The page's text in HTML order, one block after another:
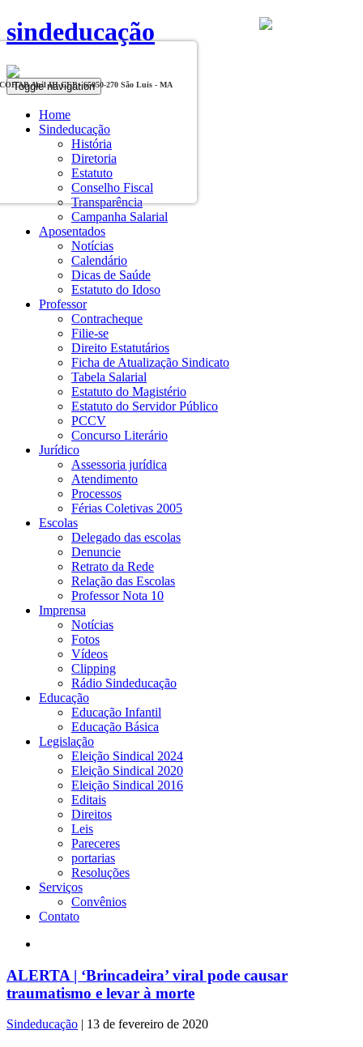
sindeducação
Toggle navigation
Home
Sindeducação
História
Diretoria
Estatuto
Conselho Fiscal
Transparência
Campanha Salarial
Aposentados
Notícias
Calendário
Dicas de Saúde
Estatuto do Idoso
Professor
Contracheque
Filie-se
Direito Estatutários
Ficha de Atualização Sindicato
Tabela Salarial
Estatuto do Magistério
Estatuto do Servidor Público
PCCV
Concurso Literário
Jurídico
Assessoria jurídica
Atendimento
Processos
Férias Coletivas 2005
Escolas
Delegado das escolas
Denuncie
Retrato da Rede
Relação das Escolas
Professor Nota 10
Imprensa
Notícias
Fotos
Vídeos
Clipping
Rádio Sindeducação
Educação
Educação Infantil
Educação Básica
Legislação
Eleição Sindical 2024
Eleição Sindical 2020
Eleição Sindical 2016
Editais
Direitos
Leis
Pareceres
portarias
Resoluções
Serviços
Convênios
Contato
ALERTA | ‘Brincadeira’ viral pode causar
traumatismo e levar à morte
Sindeducação | 13 de fevereiro de 2020
COHAB Anil III CEP - 65050-270 São Luis - MA